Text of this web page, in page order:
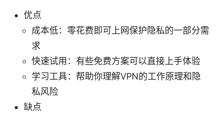
优点
成本低：零花费即可上网保护隐私的一部分需
求
快速试用：有些免费方案可以直接上手体验
学习工具：帮助你理解VPN的工作原理和隐
私风险
缺点